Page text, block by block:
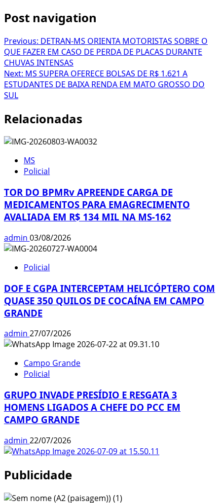
Post navigation
Previous: DETRAN-MS ORIENTA MOTORISTAS SOBRE O
QUE FAZER EM CASO DE PERDA DE PLACAS DURANTE
CHUVAS INTENSAS
Next: MS SUPERA OFERECE BOLSAS DE R$ 1.621 A
ESTUDANTES DE BAIXA RENDA EM MATO GROSSO DO
SUL
Relacionadas
MS
Policial
TOR DO BPMRv APREENDE CARGA DE
MEDICAMENTOS PARA EMAGRECIMENTO
AVALIADA EM R$ 134 MIL NA MS-162
admin 03/08/2026
Policial
DOF E CGPA INTERCEPTAM HELICÓPTERO COM
QUASE 350 QUILOS DE COCAÍNA EM CAMPO
GRANDE
admin 27/07/2026
Campo Grande
Policial
GRUPO INVADE PRESÍDIO E RESGATA 3
HOMENS LIGADOS A CHEFE DO PCC EM
CAMPO GRANDE
admin 22/07/2026
Publicidade